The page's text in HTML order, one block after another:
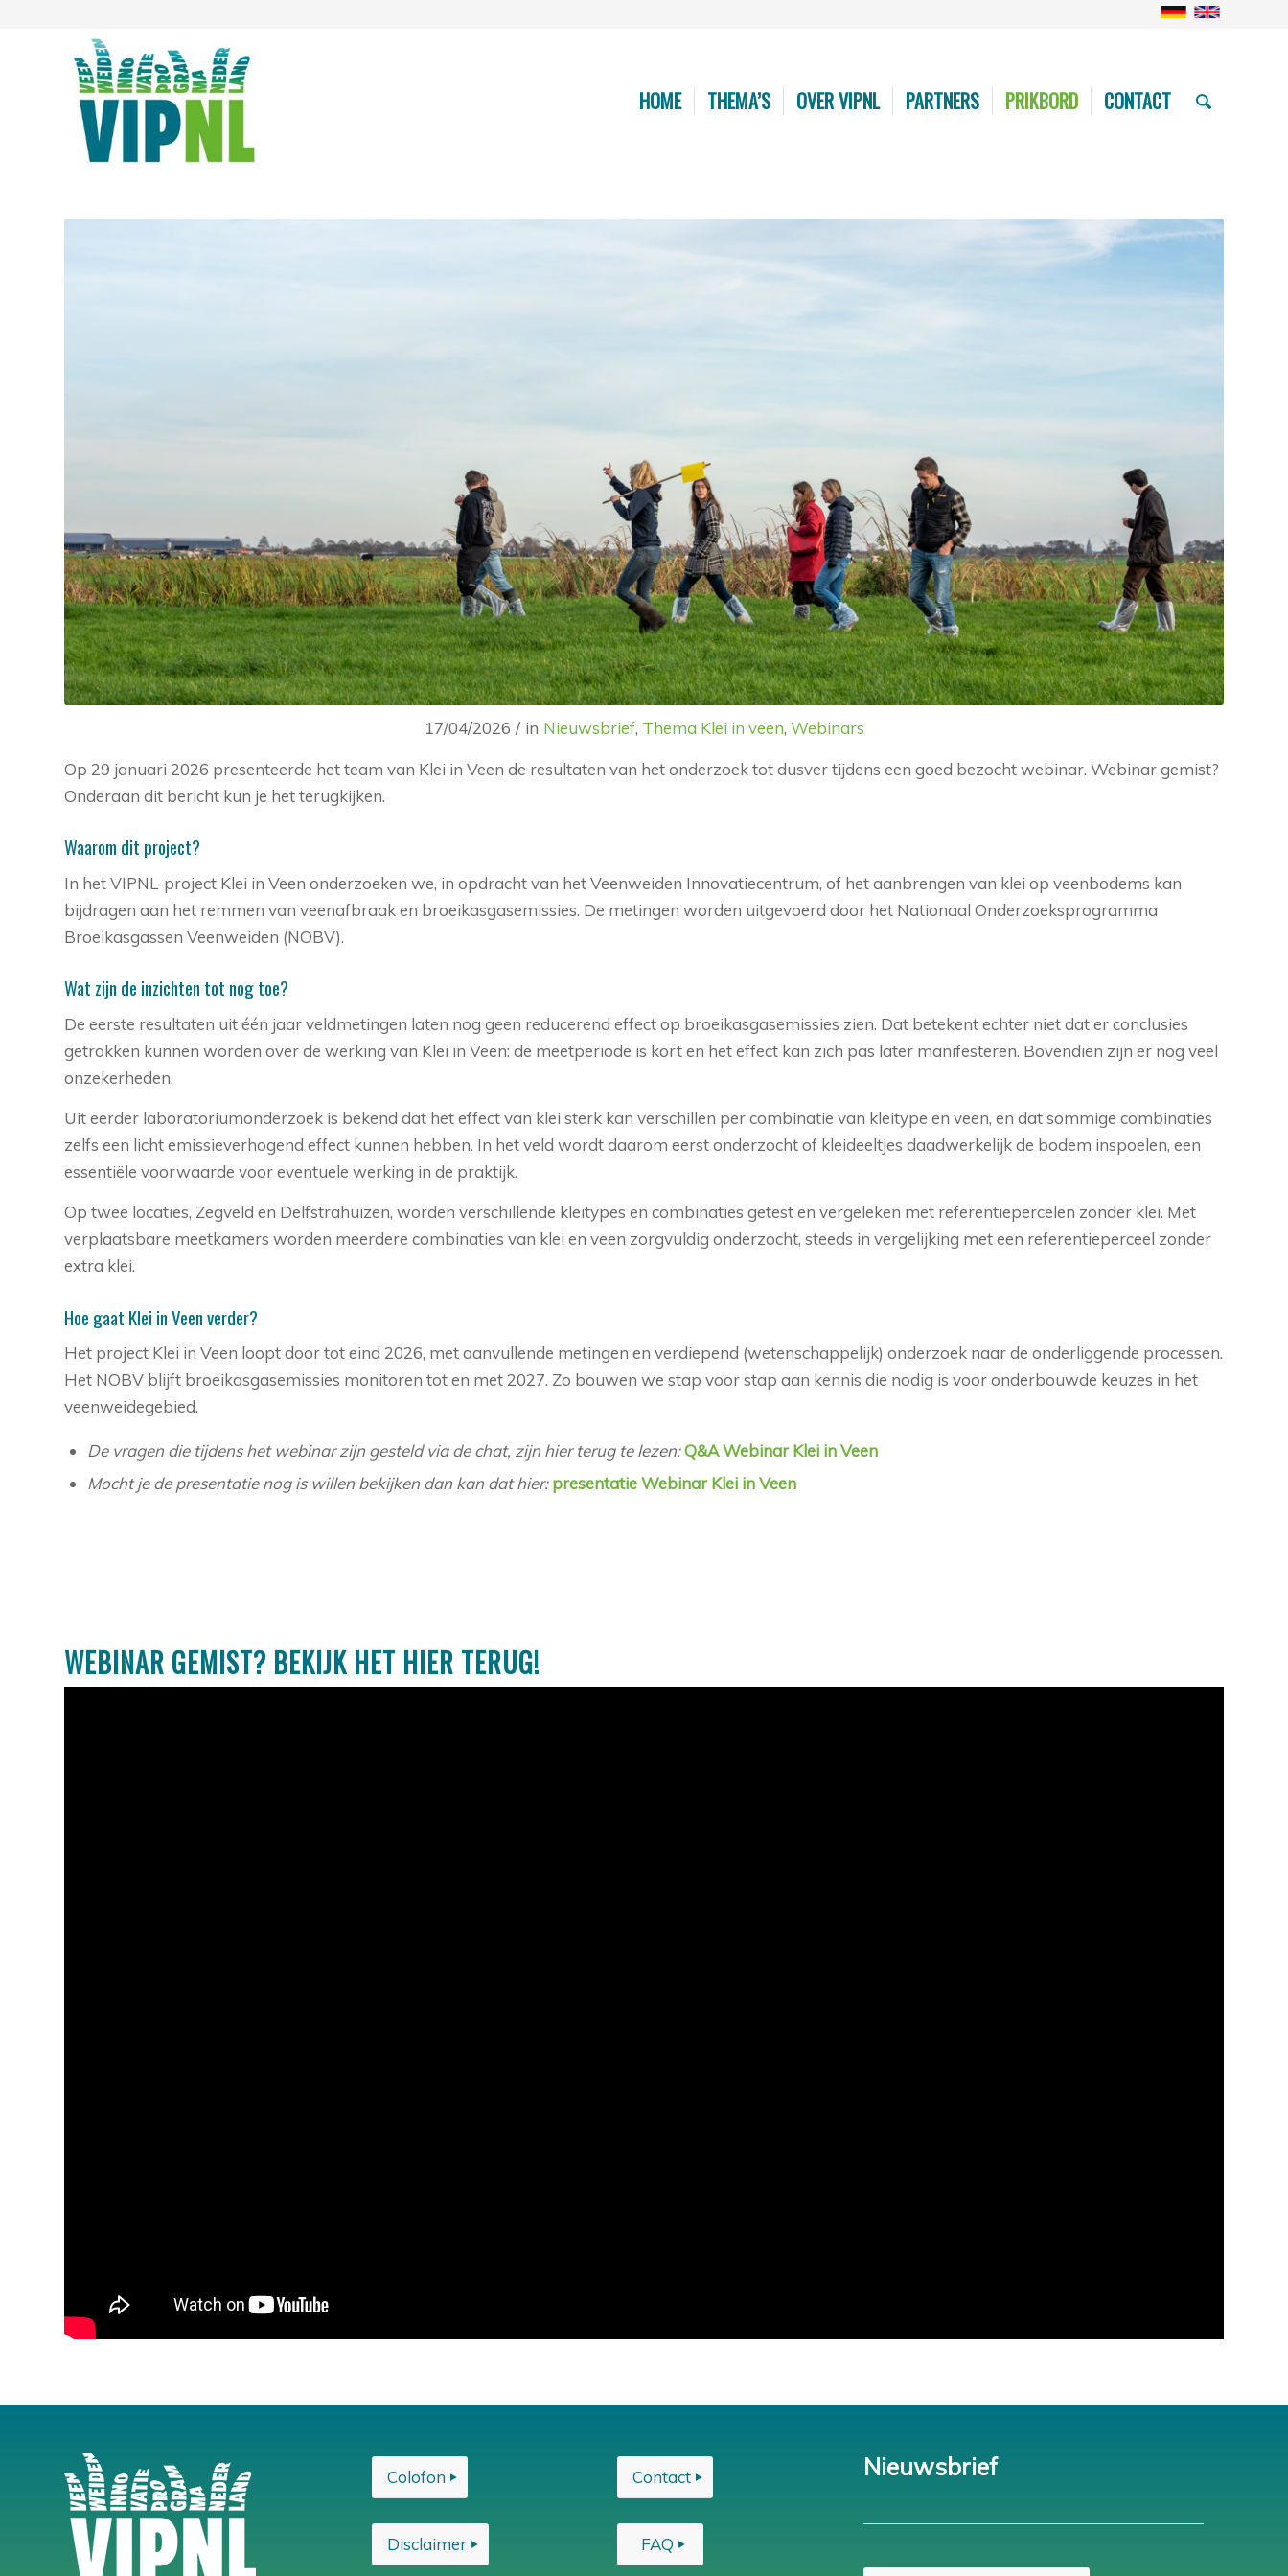
HOME THEMA’S OVER VIPNL PARTNERS PRIKBORD CONTACT
17/04/2026 / in Nieuwsbrief, Thema Klei in veen, Webinars
Op 29 januari 2026 presenteerde het team van Klei in Veen de resultaten van het onderzoek tot dusver tijdens een goed bezocht webinar. Webinar gemist?
Onderaan dit bericht kun je het terugkijken.
Waarom dit project?
In het VIPNL-project Klei in Veen onderzoeken we, in opdracht van het Veenweiden Innovatiecentrum, of het aanbrengen van klei op veenbodems kan
bijdragen aan het remmen van veenafbraak en broeikasgasemissies. De metingen worden uitgevoerd door het Nationaal Onderzoeksprogramma
Broeikasgassen Veenweiden (NOBV).
Wat zijn de inzichten tot nog toe?
De eerste resultaten uit één jaar veldmetingen laten nog geen reducerend effect op broeikasgasemissies zien. Dat betekent echter niet dat er conclusies
getrokken kunnen worden over de werking van Klei in Veen: de meetperiode is kort en het effect kan zich pas later manifesteren. Bovendien zijn er nog veel
onzekerheden.
Uit eerder laboratoriumonderzoek is bekend dat het effect van klei sterk kan verschillen per combinatie van kleitype en veen, en dat sommige combinaties
zelfs een licht emissieverhogend effect kunnen hebben. In het veld wordt daarom eerst onderzocht of kleideeltjes daadwerkelijk de bodem inspoelen, een
essentiële voorwaarde voor eventuele werking in de praktijk.
Op twee locaties, Zegveld en Delfstrahuizen, worden verschillende kleitypes en combinaties getest en vergeleken met referentiepercelen zonder klei. Met
verplaatsbare meetkamers worden meerdere combinaties van klei en veen zorgvuldig onderzocht, steeds in vergelijking met een referentieperceel zonder
extra klei.
Hoe gaat Klei in Veen verder?
Het project Klei in Veen loopt door tot eind 2026, met aanvullende metingen en verdiepend (wetenschappelijk) onderzoek naar de onderliggende processen.
Het NOBV blijft broeikasgasemissies monitoren tot en met 2027. Zo bouwen we stap voor stap aan kennis die nodig is voor onderbouwde keuzes in het
veenweidegebied.
De vragen die tijdens het webinar zijn gesteld via de chat, zijn hier terug te lezen:Q&A Webinar Klei in Veen
Mocht je de presentatie nog is willen bekijken dan kan dat hier:presentatie Webinar Klei in Veen
WEBINAR GEMIST? BEKIJK HET HIER TERUG!
Colofon
Disclaimer
Contact
FAQ
Nieuwsbrief